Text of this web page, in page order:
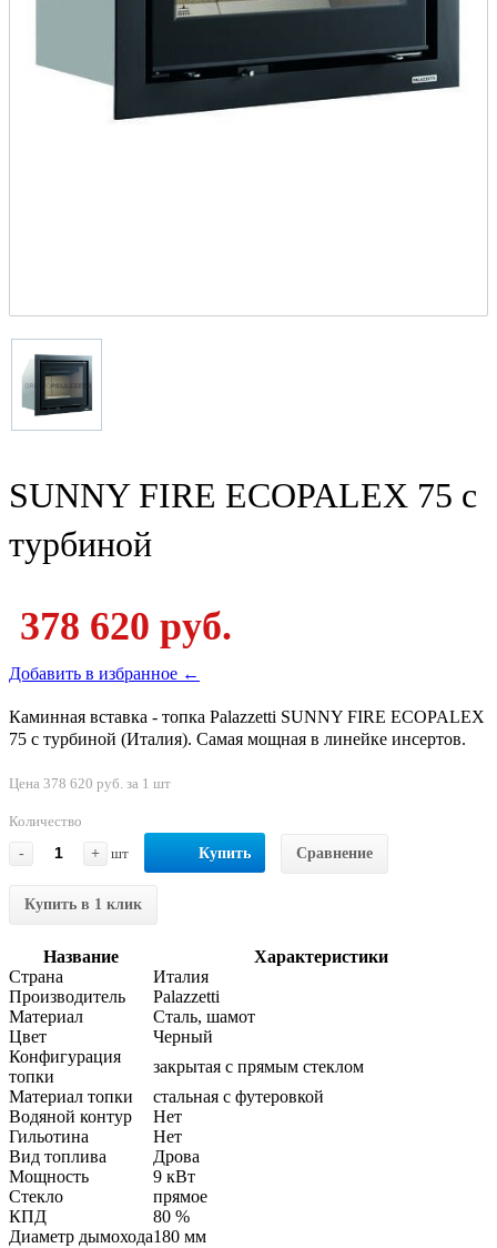
SUNNY FIRE ECOPALEX 75 с
турбиной
378 620 руб.
Добавить в избранное ←
Каминная вставка - топка Palazzetti SUNNY FIRE ECOPALEX
75 с турбиной (Италия). Самая мощная в линейке инсертов.
Цена 378 620 руб. за 1 шт
Количество
-
+ шт Купить Сравнение
Купить в 1 клик
Название
Характеристики
Страна
Италия
Производитель
Palazzetti
Материал
Сталь, шамот
Цвет
Черный
Конфигурация
топки
закрытая с прямым стеклом
Материал топки
стальная с футеровкой
Водяной контур
Нет
Гильотина
Нет
Вид топлива
Дрова
Мощность
9 кВт
Стекло
прямое
КПД
80 %
Диаметр дымохода180 мм